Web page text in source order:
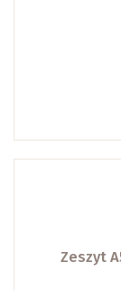
Zeszyt